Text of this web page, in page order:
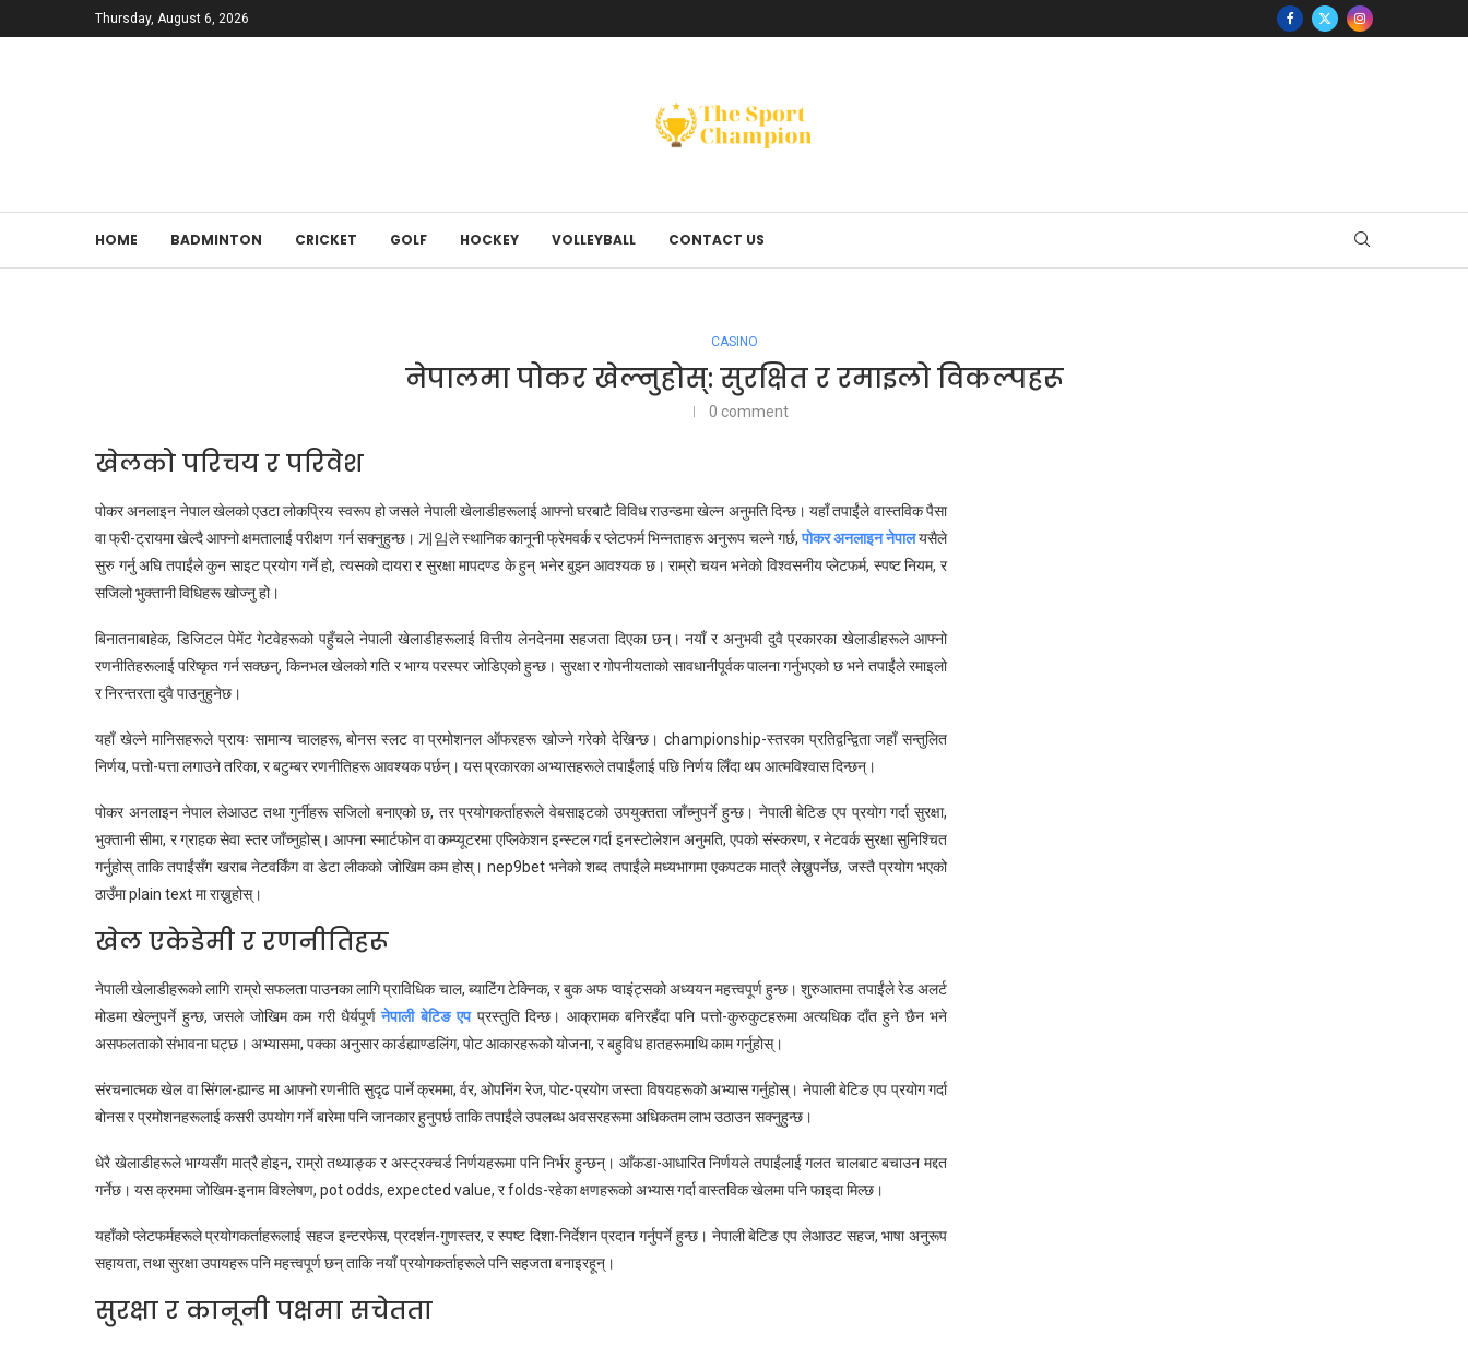
Thursday, August 6, 2026
HOME BADMINTON CRICKET GOLF HOCKEY VOLLEYBALL CONTACT US
CASINO
नेपालमा पोकर खेल्नुहोस्: सुरक्षित र रमाइलो विकल्पहरू
0 comment
खेलको परिचय र परिवेश
पोकर अनलाइन नेपाल खेलको एउटा लोकप्रिय स्वरूप हो जसले नेपाली खेलाडीहरूलाई आफ्नो घरबाटै विविध राउन्डमा खेल्न अनुमति दिन्छ। यहाँ तपाईंले वास्तविक पैसा
वा फ्री-ट्रायमा खेल्दै आफ्नो क्षमतालाई परीक्षण गर्न सक्नुहुन्छ। 게임ले स्थानिक कानूनी फ्रेमवर्क र प्लेटफर्म भिन्नताहरू अनुरूप चल्ने गर्छ,पोकर अनलाइन नेपालयसैले
सुरु गर्नु अघि तपाईंले कुन साइट प्रयोग गर्ने हो, त्यसको दायरा र सुरक्षा मापदण्ड के हुन् भनेर बुझ्न आवश्यक छ। राम्रो चयन भनेको विश्वसनीय प्लेटफर्म, स्पष्ट नियम, र
सजिलो भुक्तानी विधिहरू खोज्नु हो।
बिनातनाबाहेक, डिजिटल पेमेंट गेटवेहरूको पहुँचले नेपाली खेलाडीहरूलाई वित्तीय लेनदेनमा सहजता दिएका छन्। नयाँ र अनुभवी दुवै प्रकारका खेलाडीहरूले आफ्नो
रणनीतिहरूलाई परिष्कृत गर्न सक्छन्, किनभल खेलको गति र भाग्य परस्पर जोडिएको हुन्छ। सुरक्षा र गोपनीयताको सावधानीपूर्वक पालना गर्नुभएको छ भने तपाईंले रमाइलो
र निरन्तरता दुवै पाउनुहुनेछ।
यहाँ खेल्ने मानिसहरूले प्रायः सामान्य चालहरू, बोनस स्लट वा प्रमोशनल ऑफरहरू खोज्ने गरेको देखिन्छ। championship-स्तरका प्रतिद्वन्द्विता जहाँ सन्तुलित
निर्णय, पत्तो-पत्ता लगाउने तरिका, र बटुम्बर रणनीतिहरू आवश्यक पर्छन्। यस प्रकारका अभ्यासहरूले तपाईंलाई पछि निर्णय लिँदा थप आत्मविश्वास दिन्छन्।
पोकर अनलाइन नेपाल लेआउट तथा गुर्नीहरू सजिलो बनाएको छ, तर प्रयोगकर्ताहरूले वेबसाइटको उपयुक्तता जाँच्नुपर्ने हुन्छ। नेपाली बेटिङ एप प्रयोग गर्दा सुरक्षा,
भुक्तानी सीमा, र ग्राहक सेवा स्तर जाँच्नुहोस्। आफ्ना स्मार्टफोन वा कम्प्यूटरमा एप्लिकेशन इन्स्टल गर्दा इनस्टोलेशन अनुमति, एपको संस्करण, र नेटवर्क सुरक्षा सुनिश्चित
गर्नुहोस् ताकि तपाईंसँग खराब नेटवर्किंग वा डेटा लीकको जोखिम कम होस्। nep9bet भनेको शब्द तपाईंले मध्यभागमा एकपटक मात्रै लेख्नुपर्नेछ, जस्तै प्रयोग भएको
ठाउँमा plain text मा राख्नुहोस्।
खेल एकेडेमी र रणनीतिहरू
नेपाली खेलाडीहरूको लागि राम्रो सफलता पाउनका लागि प्राविधिक चाल, ब्याटिंग टेक्निक, र बुक अफ प्वाइंट्सको अध्ययन महत्त्वपूर्ण हुन्छ। शुरुआतमा तपाईंले रेड अलर्ट
मोडमा खेल्नुपर्ने हुन्छ, जसले जोखिम कम गरी धैर्यपूर्णनेपाली बेटिङ एपप्रस्तुति दिन्छ। आक्रामक बनिरहँदा पनि पत्तो-कुरुकुटहरूमा अत्यधिक दाँत हुने छैन भने
असफलताको संभावना घट्छ। अभ्यासमा, पक्का अनुसार कार्डह्याण्डलिंग, पोट आकारहरूको योजना, र बहुविध हातहरूमाथि काम गर्नुहोस्।
संरचनात्मक खेल वा सिंगल-ह्यान्ड मा आफ्नो रणनीति सुदृढ पार्ने क्रममा, र्वर, ओपनिंग रेज, पोट-प्रयोग जस्ता विषयहरूको अभ्यास गर्नुहोस्। नेपाली बेटिङ एप प्रयोग गर्दा
बोनस र प्रमोशनहरूलाई कसरी उपयोग गर्ने बारेमा पनि जानकार हुनुपर्छ ताकि तपाईंले उपलब्ध अवसरहरूमा अधिकतम लाभ उठाउन सक्नुहुन्छ।
धेरै खेलाडीहरूले भाग्यसँग मात्रै होइन, राम्रो तथ्याङ्क र अस्ट्रक्चर्ड निर्णयहरूमा पनि निर्भर हुन्छन्। आँकडा-आधारित निर्णयले तपाईंलाई गलत चालबाट बचाउन मद्दत
गर्नेछ। यस क्रममा जोखिम-इनाम विश्लेषण, pot odds, expected value, र folds-रहेका क्षणहरूको अभ्यास गर्दा वास्तविक खेलमा पनि फाइदा मिल्छ।
यहाँको प्लेटफर्महरूले प्रयोगकर्ताहरूलाई सहज इन्टरफेस, प्रदर्शन-गुणस्तर, र स्पष्ट दिशा-निर्देशन प्रदान गर्नुपर्ने हुन्छ। नेपाली बेटिङ एप लेआउट सहज, भाषा अनुरूप
सहायता, तथा सुरक्षा उपायहरू पनि महत्त्वपूर्ण छन् ताकि नयाँ प्रयोगकर्ताहरूले पनि सहजता बनाइरहून्।
सुरक्षा र कानूनी पक्षमा सचेतता